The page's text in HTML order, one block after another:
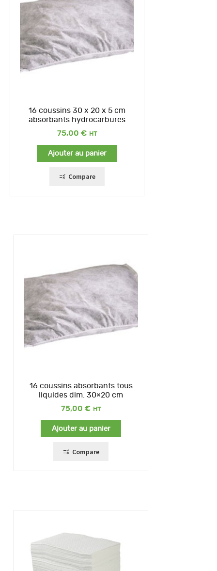
16 coussins 30 x 20 x 5 cm
absorbants hydrocarbures
75,00 €
Ajouter au panier
Compare
16 coussins absorbants tous
liquides dim. 30×20 cm
75,00 €
Ajouter au panier
Compare